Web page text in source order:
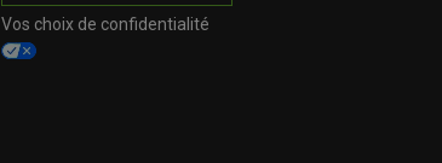
Vos choix de confidentialité